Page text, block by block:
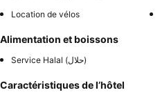
Location de vélos
Alimentation et boissons
Service Halal (حلال)
Caractéristiques de l’hôtel